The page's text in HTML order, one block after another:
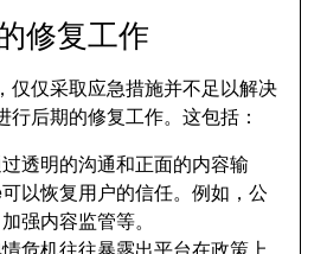
修复工作
仅仅采取应急措施并不足以解决
行后期的修复工作。这包括：
透明的沟通和正面的内容输
以恢复用户的信任。例如，公
强内容监管等。